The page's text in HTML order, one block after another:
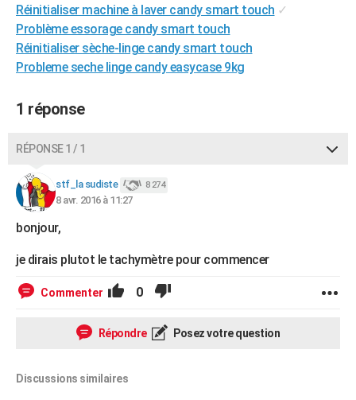
PHOTO
GUIDES D'ACHAT
CARTE DE VOEUX
Carte de Noël
Carte Bonne année
Carte Saint-Valentin
Carte Pâques
Carte d'anniversaire
DICTIONNAIRE
Dictionnaire
Biographies
Citations
Expressions
Proverbes
PROGRAMME TV
FORUM
Réinitialiser machine à laver candy smart touch ✓
Problème essorage candy smart touch
Réinitialiser sèche-linge candy smart touch
Probleme seche linge candy easycase 9kg
1 réponse
RÉPONSE 1 / 1
stf_la sudiste 8 274
8 avr. 2016 à 11:27
bonjour,
je dirais plutot le tachymètre pour commencer
Commenter 0
Répondre Posez votre question
Discussions similaires